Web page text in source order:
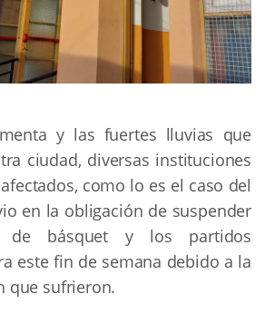
y las fuertes lluvias que
ciudad, diversas instituciones
como lo es el caso del
en la obligación de suspender
de básquet y los partidos
este fin de semana debido a la
que sufrieron.